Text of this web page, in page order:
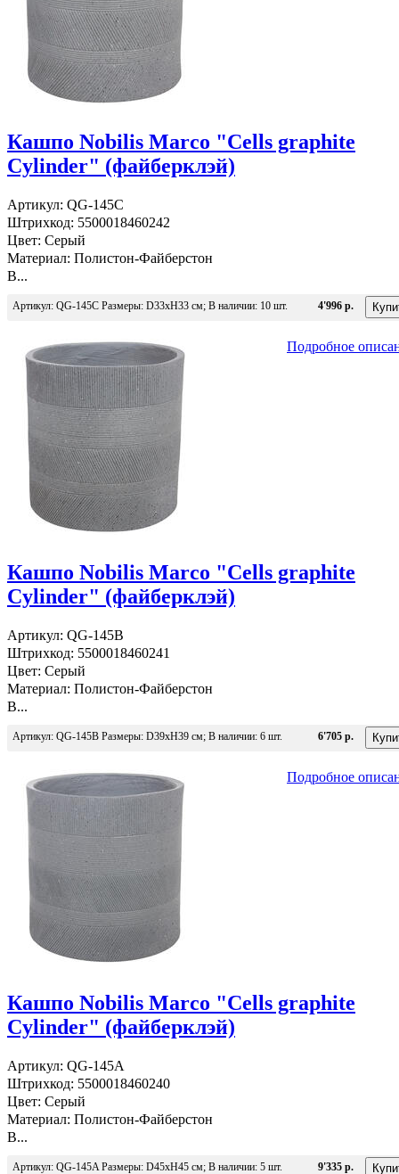
Кашпо Nobilis Marco "Cells graphite
Cylinder" (файберклэй)
Артикул: QG-145C
Штрихкод: 5500018460242
Цвет: Серый
Материал: Полистон-Файберстон
В...
Артикул: QG-145C Размеры: D33хH33 см; В наличии: 10 шт. 4'996 р.
Подробное
Кашпо Nobilis Marco "Cells graphite
Cylinder" (файберклэй)
Артикул: QG-145B
Штрихкод: 5500018460241
Цвет: Серый
Материал: Полистон-Файберстон
В...
Артикул: QG-145B Размеры: D39хH39 см; В наличии: 6 шт. 6'705 р.
Подробное
Кашпо Nobilis Marco "Cells graphite
Cylinder" (файберклэй)
Артикул: QG-145A
Штрихкод: 5500018460240
Цвет: Серый
Материал: Полистон-Файберстон
В...
Артикул: QG-145A Размеры: D45хH45 см; В наличии: 5 шт. 9'335 р.